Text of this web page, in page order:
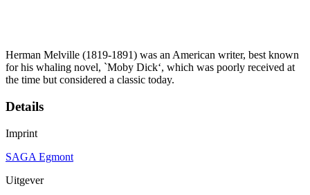
Herman Melville (1819-1891) was an American writer, best known
for his whaling novel, `Moby Dick‘, which was poorly received at
the time but considered a classic today.
Details
Imprint
SAGA Egmont
Uitgever